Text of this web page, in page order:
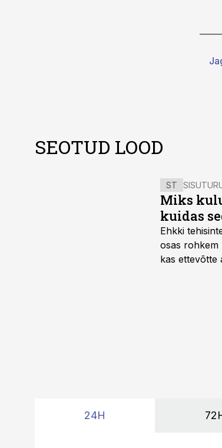
SEOTUD LOOD
ST
Miks
kuidas
Ehkki
osas rohkem
kas ettevõtte
24H